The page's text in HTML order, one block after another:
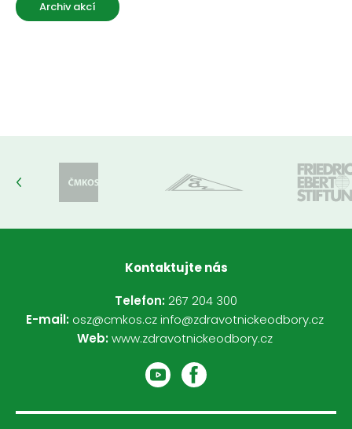
Archiv akcí
Kontaktujte nás
Telefon: 267 204 300
E-mail: osz@cmkos.cz info@zdravotnickeodbory.cz
Web:www.zdravotnickeodbory.cz